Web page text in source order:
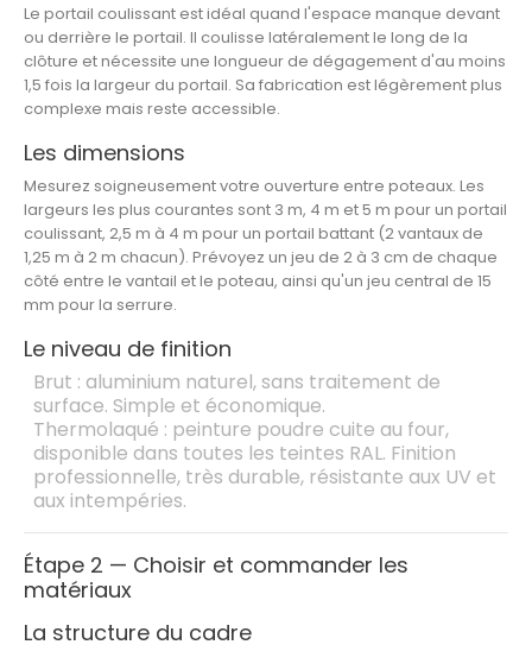
Le portail coulissant est idéal quand l'espace manque devant
ou derrière le portail. Il coulisse latéralement le long de la
clôture et nécessite une longueur de dégagement d'au moins
1,5 fois la largeur du portail. Sa fabrication est légèrement plus
complexe mais reste accessible.
Les dimensions
Mesurez soigneusement votre ouverture entre poteaux. Les
largeurs les plus courantes sont 3 m, 4 m et 5 m pour un portail
coulissant, 2,5 m à 4 m pour un portail battant (2 vantaux de
1,25 m à 2 m chacun). Prévoyez un jeu de 2 à 3 cm de chaque
côté entre le vantail et le poteau, ainsi qu'un jeu central de 15
mm pour la serrure.
Le niveau de finition
Brut : aluminium naturel, sans traitement de
surface. Simple et économique.
Thermolaqué : peinture poudre cuite au four,
disponible dans toutes les teintes RAL. Finition
professionnelle, très durable, résistante aux UV et
aux intempéries.
Étape 2 — Choisir et commander les
matériaux
La structure du cadre